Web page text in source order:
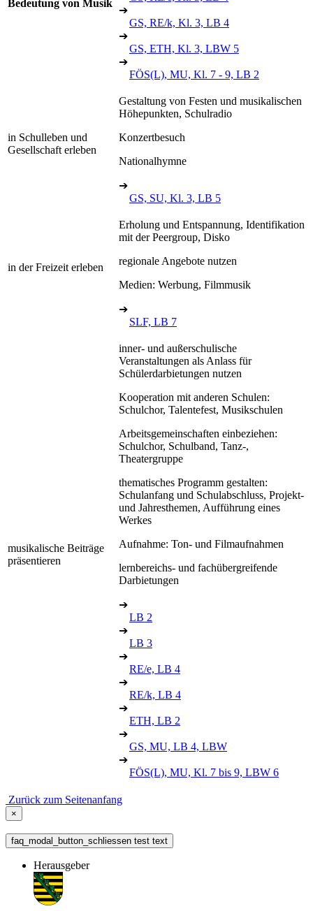
Bedeutung von Musik
➔
GS, RE/k, Kl. 3, LB 4
➔
GS, ETH, Kl. 3, LBW 5
➔
FÖS(L), MU, Kl. 7 - 9, LB 2
in Schulleben und
Gesellschaft erleben
Gestaltung von Festen und musikalischen
Höhepunkten, Schulradio
Konzertbesuch
Nationalhymne
➔
GS, SU, Kl. 3, LB 5
in der Freizeit erleben
Erholung und Entspannung, Identifikation
mit der Peergroup, Disko
regionale Angebote nutzen
Medien: Werbung, Filmmusik
➔
SLF, LB 7
musikalische Beiträge
präsentieren
inner- und außerschulische
Veranstaltungen als Anlass für
Schülerdarbietungen nutzen
Kooperation mit anderen Schulen:
Schulchor, Talentefest, Musikschulen
Arbeitsgemeinschaften einbeziehen:
Schulchor, Schulband, Tanz-,
Theatergruppe
thematisches Programm gestalten:
Schulanfang und Schulabschluss, Projekt-
und Jahresthemen, Aufführung eines
Werkes
Aufnahme: Ton- und Filmaufnahmen
lernbereichs- und fachübergreifende
Darbietungen
➔
LB 2
➔
LB 3
➔
RE/e, LB 4
➔
RE/k, LB 4
➔
ETH, LB 2
➔
GS, MU, LB 4, LBW
➔
FÖS(L), MU, Kl. 7 bis 9, LBW 6
Zurück zum Seitenanfang
×
faq_modal_button_schliessen test text
Herausgeber